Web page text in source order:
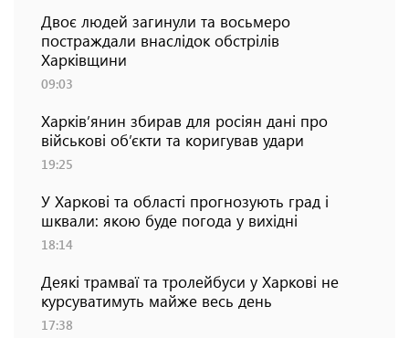
Двоє людей загинули та восьмеро
постраждали внаслідок обстрілів
Харківщини
09:03
Харків’янин збирав для росіян дані про
військові об’єкти та коригував удари
19:25
У Харкові та області прогнозують град і
шквали: якою буде погода у вихідні
18:14
Деякі трамваї та тролейбуси у Харкові не
курсуватимуть майже весь день
17:38